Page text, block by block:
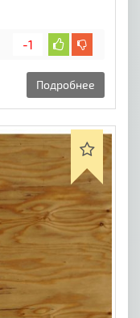
-1
Подробнее